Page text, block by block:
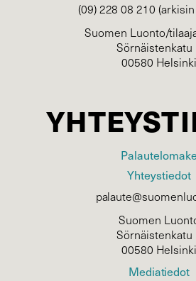
(09) 228 08 210
Suomen Luonto/
Sörnäistenkatu
00580 Helsinki
Palautelomake
Yhteystiedot
Suomen
Sörnäistenkatu
00580 Helsinki
Mediatiedot